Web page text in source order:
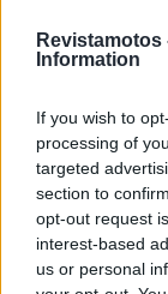
Revistamotos
Information
If you wish to
processing of
targeted
section to
opt-out request
interest-based
us or personal
nos 788 mm,
Ambas
pensado para
destinam. A
chega aos
para a Trail e
A produção